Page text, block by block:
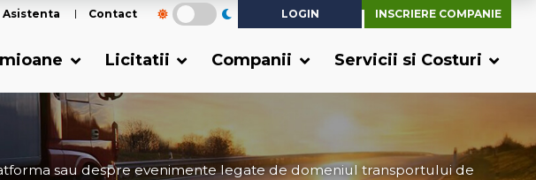
LOGIN
INSCRIERE COMPANIE
Asistenta Contact
Licitatii Companii Servicii si Costuri
sau despre evenimente legate de domeniul transportului de